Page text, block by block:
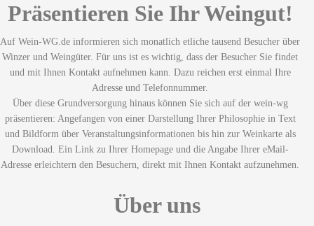
Präsentieren Sie Ihr Weingut!
Auf Wein-WG.de informieren sich monatlich etliche tausend Besucher über
Winzer und Weingüter. Für uns ist es wichtig, dass der Besucher Sie findet
und mit Ihnen Kontakt aufnehmen kann. Dazu reichen erst einmal Ihre
Adresse und Telefonnummer.
Über diese Grundversorgung hinaus können Sie sich auf der wein-wg
präsentieren: Angefangen von einer Darstellung Ihrer Philosophie in Text
und Bildform über Veranstaltungsinformationen bis hin zur Weinkarte als
Download. Ein Link zu Ihrer Homepage und die Angabe Ihrer eMail-
Adresse erleichtern den Besuchern, direkt mit Ihnen Kontakt aufzunehmen.
Über uns